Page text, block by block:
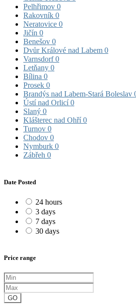
Pelhřimov 0
Rakovník 0
Neratovice 0
Jičín 0
Benešov 0
Dvůr Králové nad Labem 0
Varnsdorf0
Letňany 0
Bílina 0
Prosek 0
Brandýs nad Labem-Stará Boleslav
Ústí nad Orlicí0
Slaný 0
Klášterec nad Ohří0
Turnov 0
Chodov 0
Nymburk 0
Zábřeh 0
Date Posted
24 hours
3 days
7 days
30 days
Price range
GO